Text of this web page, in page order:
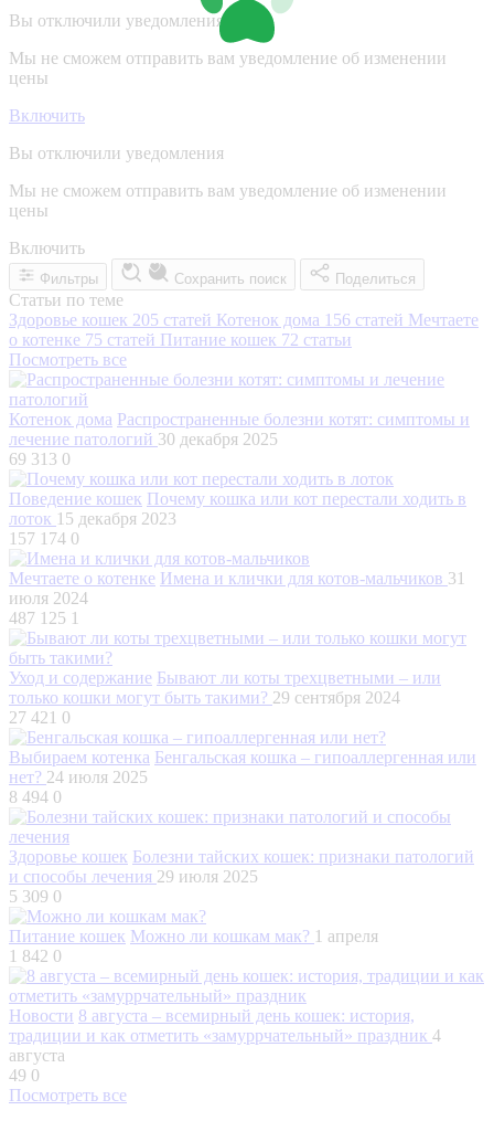
Вы отключили уведомления
Мы не сможем отправить вам уведомление об изменении
цены
Включить
Вы отключили уведомления
Мы не сможем отправить вам уведомление об изменении
цены
Включить
Фильтры Сохранить поиск Поделиться
Статьи по теме
Здоровье кошек 205 статей Котенок дома 156 статей Мечтаете
о котенке 75 статей Питание кошек 72 статьи
Посмотреть все
Котенок дома Распространенные болезни котят: симптомы и
лечение патологий 30 декабря 2025
69 313 0
Поведение кошек Почему кошка или кот перестали ходить в
лоток 15 декабря 2023
157 174 0
Мечтаете о котенке Имена и клички для котов-мальчиков 31
июля 2024
487 125 1
Уход и содержание Бывают ли коты трехцветными – или
только кошки могут быть такими? 29 сентября 2024
27 421 0
Выбираем котенка Бенгальская кошка – гипоаллергенная или
нет? 24 июля 2025
8 494 0
Здоровье кошек Болезни тайских кошек: признаки патологий
и способы лечения 29 июля 2025
5 309 0
Питание кошек Можно ли кошкам мак? 1 апреля
1 842 0
Новости 8 августа – всемирный день кошек: история,
традиции и как отметить «замуррчательный» праздник 4
августа
49 0
Посмотреть все